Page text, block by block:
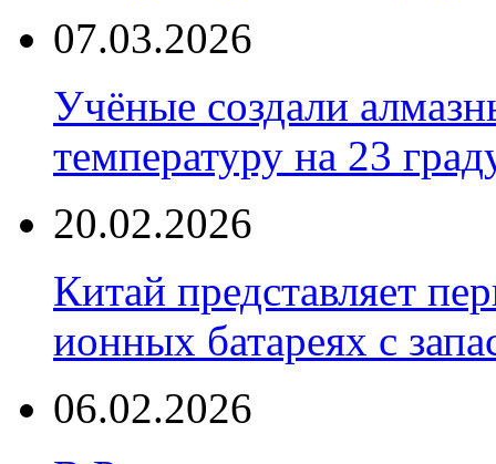
07.03.2026
Учёные создали
температуру на 23
20.02.2026
Китай представляет
ионных батареях с
06.02.2026